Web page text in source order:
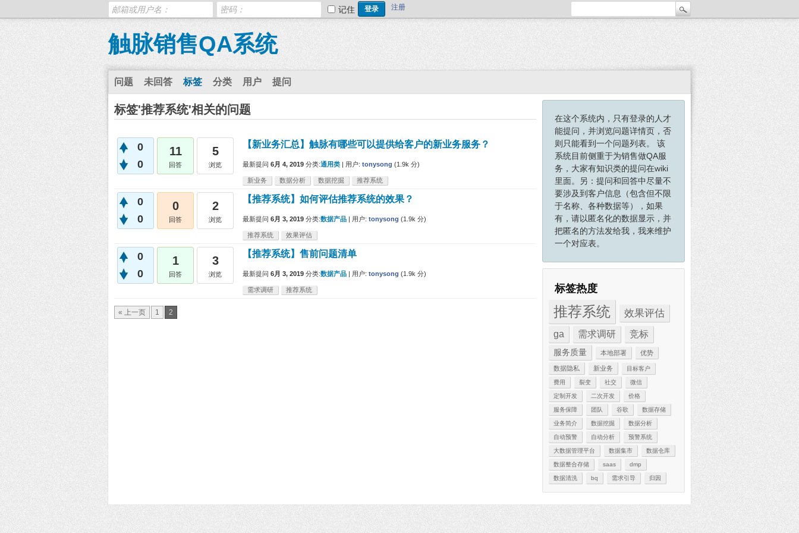
记住 注册
触脉销售QA系统
问题 未回答 标签 分类 用户 提问
在这个系统内，只有登录的人才
能提问，并浏览问题详情页，否
则只能看到一个问题列表。 该
系统目前侧重于为销售做QA服
务，大家有知识类的提问在wiki
里面。另：提问和回答中尽量不
要涉及到客户信息（包含但不限
于名称、各种数据等），如果
有，请以匿名化的数据显示，并
把匿名的方法发给我，我来维护
一个对应表。
标签热度
推荐系统 效果评估
ga 需求调研 竞标
服务质量 本地部署 优势
数据隐私 新业务 目标客户
费用 裂变 社交 微信
定制开发 二次开发 价格
服务保障 团队 谷歌 数据存储
业务简介 数据挖掘 数据分析
自动预警 自动分析 预警系统
大数据管理平台 数据集市 数据仓库
数据整合存储 saas dmp
数据清洗 bq 需求引导 归因
标签'推荐系统'相关的问题
0
0
11
回答
5
浏览
【新业务汇总】触脉有哪些可以提供给客户的新业务服务？
最新提问 6月 4, 2019 分类:通用类 用户: tonysong (1.9k 分)
新业务 数据分析 数据挖掘 推荐系统
0
0
0
回答
2
浏览
【推荐系统】如何评估推荐系统的效果？
最新提问 6月 3, 2019 分类:数据产品 用户: tonysong (1.9k 分)
推荐系统 效果评估
0
0
1
回答
3
浏览
【推荐系统】售前问题清单
最新提问 6月 3, 2019 分类:数据产品 用户: tonysong (1.9k 分)
需求调研 推荐系统
« 上一页 1 2